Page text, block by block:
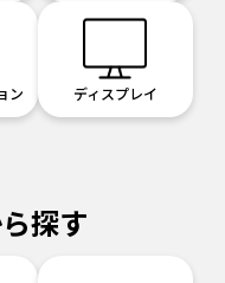
ン ディスプレイ
探す